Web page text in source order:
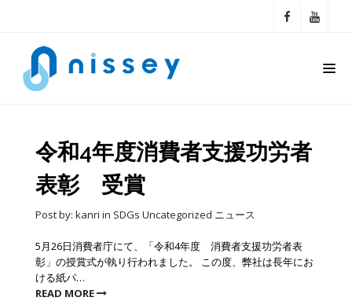
令和4年度消費者支援功労者
表彰 受賞
Post by: kanri in SDGs Uncategorized ニュース
5月26日消費者庁にて、「令和4年度 消費者支援功労者表
彰」の授賞式が執り行われました。 この度、弊社は長年にお
ける紙パ…
READ MORE